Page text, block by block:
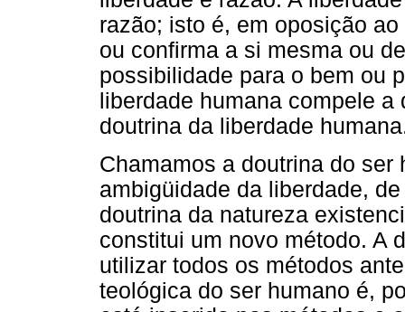
razão; isto é, em oposição
ou confirma a si mesma ou
possibilidade para o bem ou
liberdade humana compele
doutrina da liberdade
Chamamos a doutrina do
ambigüidade da liberdade,
doutrina da natureza
constitui um novo método. A
utilizar todos os métodos
teológica do ser humano é,